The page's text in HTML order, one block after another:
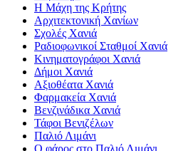
Η Μάχη της Κρήτης
Αρχιτεκτονική Χανίων
Σχολές Χανιά
Ραδιοφωνικοί Σταθμοί Χανιά
Κινηματογράφοι Χανιά
Δήμοι Χανιά
Αξιοθέατα Χανιά
Φαρμακεία Χανιά
Βενζινάδικα Χανιά
Τάφοι Βενιζέλων
Παλιό Λιμάνι
Ο φάρος στο Παλιό Λιμάνι